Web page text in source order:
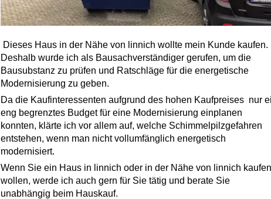
Dieses Haus in der Nähe von linnich wollte mein Kunde kaufen.
Deshalb wurde ich als Bausachverständiger gerufen, um die
Bausubstanz zu prüfen und Ratschläge für die energetische
Modernisierung zu geben.
Da die Kaufinteressenten aufgrund des hohen Kaufpreises nur
eng begrenztes Budget für eine Modernisierung einplanen
konnten, klärte ich vor allem auf, welche Schimmelpilzgefahren
entstehen, wenn man nicht vollumfänglich energetisch
modernisiert.
Wenn Sie ein Haus in linnich oder in der Nähe von linnich kaufen
wollen, werde ich auch gern für Sie tätig und berate Sie
unabhängig beim Hauskauf.